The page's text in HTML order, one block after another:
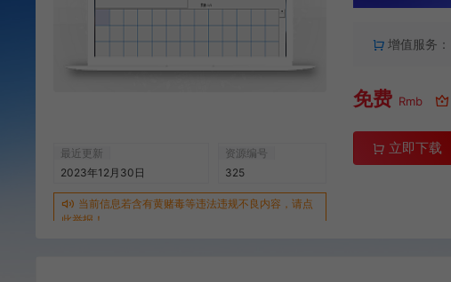
最近更新
2023年12月30日
资源编号
325
当前信息若含有黄赌毒等违法违规不良内容，请点
此举报！
增值服务：
免费 Rmb
立即下载